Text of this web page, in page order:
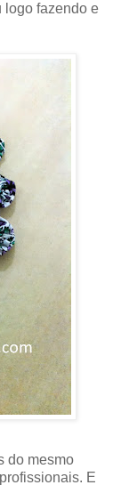
logo fazendo e
do mesmo
E